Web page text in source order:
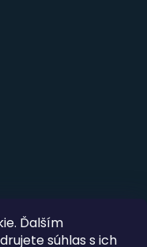
Ďalším
súhlas s ich